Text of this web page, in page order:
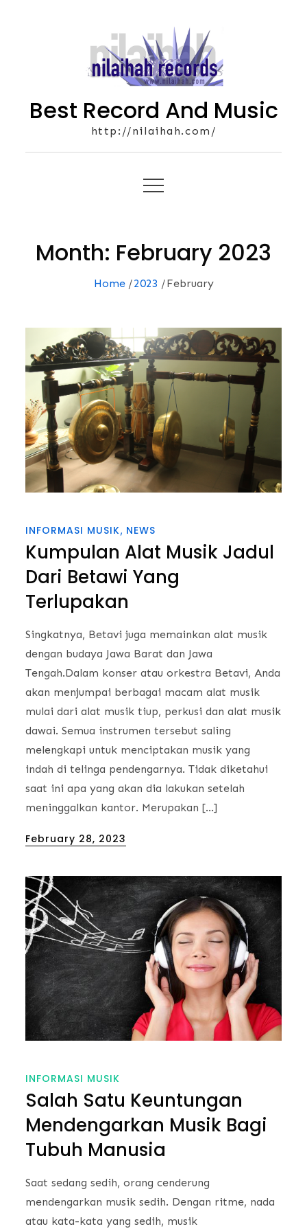
Best Record And Music
http://nilaihah.com/
Month: February 2023
Home 2023 February
INFORMASI MUSIK NEWS
Kumpulan Alat Musik Jadul
Dari Betawi Yang
Terlupakan
Singkatnya, Betavi juga memainkan alat musik
dengan budaya Jawa Barat dan Jawa
Tengah.Dalam konser atau orkestra Betavi, Anda
akan menjumpai berbagai macam alat musik
mulai dari alat musik tiup, perkusi dan alat musik
dawai. Semua instrumen tersebut saling
melengkapi untuk menciptakan musik yang
indah di telinga pendengarnya. Tidak diketahui
saat ini apa yang akan dia lakukan setelah
meninggalkan kantor. Merupakan […]
Posted
February 28, 2023
INFORMASI MUSIK
Salah Satu Keuntungan
Mendengarkan Musik Bagi
Tubuh Manusia
Saat sedang sedih, orang cenderung
mendengarkan musik sedih. Dengan ritme, nada
atau kata-kata yang sedih, musik